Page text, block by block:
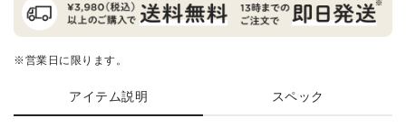
※営業日に限ります。
アイテム説明 スペック